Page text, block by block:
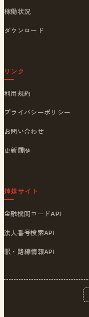
稼働状況
ダウンロード
リンク
利用規約
プライバシーポリシー
お問い合わせ
更新履歴
姉妹サイト
金融機関コードAPI
法人番号検索API
駅・路線情報API